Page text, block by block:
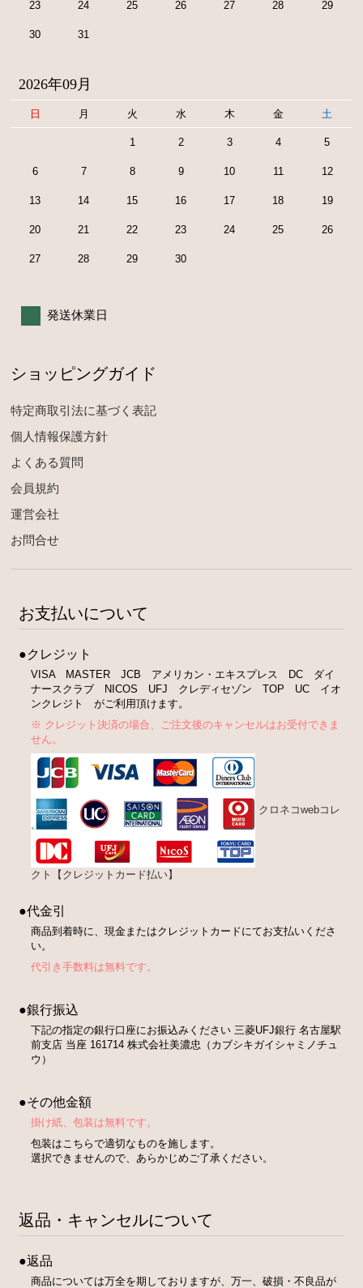
23 24 25 26 27 28 29
30 31
2026年09月
日 月 火 水 木 金 土
1 2 3 4 5
6 7 8 9 10 11 12
13 14 15 16 17 18 19
20 21 22 23 24 25 26
27 28 29 30
発送休業日
ショッピングガイド
特定商取引法に基づく表記
個人情報保護方針
よくある質問
会員規約
運営会社
お問合せ
お支払いについて
●クレジット
VISA MASTER JCB アメリカン・エキスプレス DC ダイ
ナースクラブ NICOS UFJ クレディセゾン TOP UC イオ
ンクレジト がご利用頂けます。
※ クレジット決済の場合、ご注文後のキャンセルはお受付できま
せん。
クロネコwebコレ
クト【クレジットカード払い】
●代金引
商品到着時に、現金またはクレジットカードにてお支払いくださ
い。
代引き手数料は無料です。
●銀行振込
下記の指定の銀行口座にお振込みください 三菱UFJ銀行 名古屋駅
前支店 当座 161714 株式会社美濃忠（カブシキガイシャミノチュ
ウ）
●その他金額
掛け紙、包装は無料です。
包装はこちらで適切なものを施します。
選択できませんので、あらかじめご了承ください。
返品・キャンセルについて
●返品
商品については万全を期しておりますが、万一、破損・不良品が